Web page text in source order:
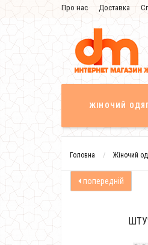
Про нас Доставка
Знижка
ЖІНОЧИЙ
Головна Жіночий
попередній